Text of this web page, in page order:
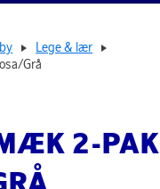
Lege & lær
Grå
2-PAK